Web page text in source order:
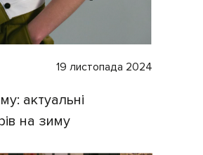
19 листопада 2024
актуальні
на зиму